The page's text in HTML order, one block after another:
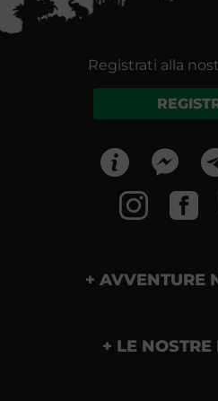
Registrati alla
AVVENTURE
LE